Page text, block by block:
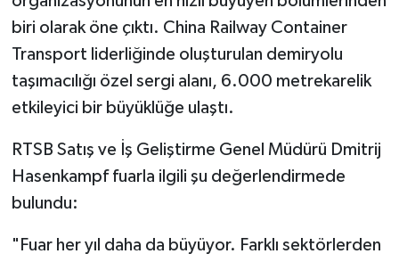
biri olarak öne çıktı. China Railway Container
Transport liderliğinde oluşturulan demiryolu
taşımacılığı özel sergi alanı, 6.000 metrekarelik
etkileyici bir büyüklüğe ulaştı.
RTSB Satış ve İş Geliştirme Genel Müdürü Dmitrij
Hasenkampf fuarla ilgili şu değerlendirmede
bulundu:
"Fuar her yıl daha da büyüyor. Farklı sektörlerden